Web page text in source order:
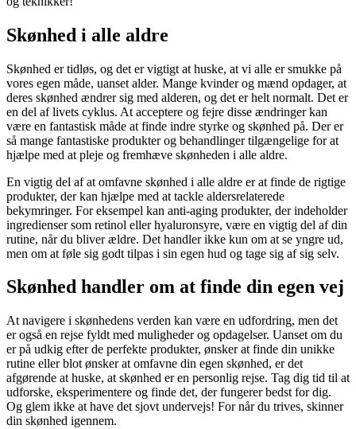
Skønhed i alle aldre
Skønhed er tidløs, og det er vigtigt at huske, at vi alle er smukke på
vores egen måde, uanset alder. Mange kvinder og mænd opdager, at
deres skønhed ændrer sig med alderen, og det er helt normalt. Det er
en del af livets cyklus. At acceptere og fejre disse ændringer kan
være en fantastisk måde at finde indre styrke og skønhed på. Der er
så mange fantastiske produkter og behandlinger tilgængelige for at
hjælpe med at pleje og fremhæve skønheden i alle aldre.
En vigtig del af at omfavne skønhed i alle aldre er at finde de rigtige
produkter, der kan hjælpe med at tackle aldersrelaterede
bekymringer. For eksempel kan anti-aging produkter, der indeholder
ingredienser som retinol eller hyaluronsyre, være en vigtig del af din
rutine, når du bliver ældre. Det handler ikke kun om at se yngre ud,
men om at føle sig godt tilpas i sin egen hud og tage sig af sig selv.
Skønhed handler om at finde din egen vej
At navigere i skønhedens verden kan være en udfordring, men det
er også en rejse fyldt med muligheder og opdagelser. Uanset om du
er på udkig efter de perfekte produkter, ønsker at finde din unikke
rutine eller blot ønsker at omfavne din egen skønhed, er det
afgørende at huske, at skønhed er en personlig rejse. Tag dig tid til at
udforske, eksperimentere og finde det, der fungerer bedst for dig.
Og glem ikke at have det sjovt undervejs! For når du trives, skinner
din skønhed igennem.